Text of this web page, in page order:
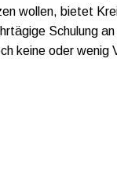
wollen, bietet
Schulung
keine oder